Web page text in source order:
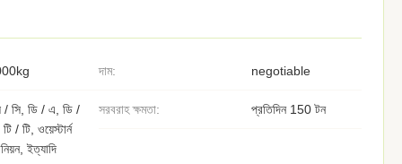
দাম: negotiable
/ সি, ডি / এ, ডি /
/ টি, ওয়েস্টার্ন
ইত্যাদি
সরবরাহ ক্ষমতা: প্রতিদিন 150 টন